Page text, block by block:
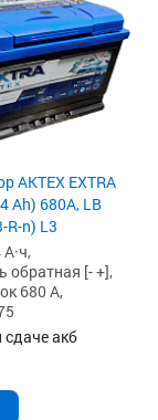
AKTEX EXTRA
Ah) 680A, LB
R-n) L3
обратная [- +],
680 А,
сдаче акб